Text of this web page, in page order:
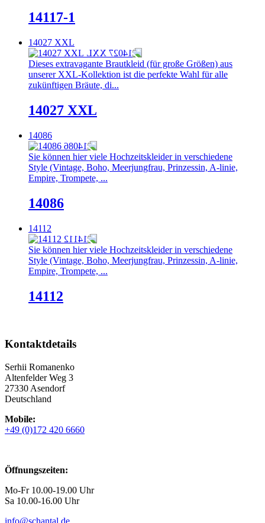
14117-1
14027 XXL
Dieses extravagante Brautkleid (für große Größen) aus
unserer XXL-Kollektion ist die perfekte Wahl für alle
zukünftigen Bräute, di...
14027 XXL
14086
Sie können hier viele Hochzeitskleider in verschiedene
Style (Vintage, Boho, Meerjungfrau, Prinzessin, A-linie,
Empire, Trompete, ...
14086
14112
Sie können hier viele Hochzeitskleider in verschiedene
Style (Vintage, Boho, Meerjungfrau, Prinzessin, A-linie,
Empire, Trompete, ...
14112
Kontaktdetails
Serhii Romanenko
Altenfelder Weg 3
27330 Asendorf
Deutschland
Mobile:
+49 (0)172 420 6660
Öffnungszeiten:
Mo-Fr 10.00-19.00 Uhr
Sa 10.00-16.00 Uhr
info@schantal.de